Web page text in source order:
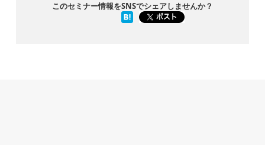
このセミナー情報をSNSでシェアしませんか？